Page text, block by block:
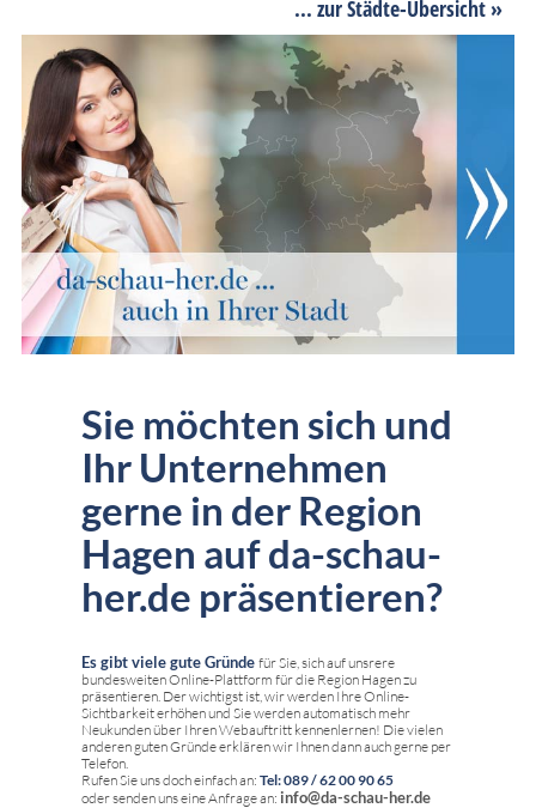
... zur Städte-Übersicht »
Sie möchten sich und
Ihr Unternehmen
gerne in der Region
Hagen auf da-schau-
her.de präsentieren?
Es gibt viele gute Gründe für Sie, sich auf unsrere
bundesweiten Online-Plattform für die Region Hagen zu
präsentieren. Der wichtigst ist, wir werden Ihre Online-
Sichtbarkeit erhöhen und Sie werden automatisch mehr
Neukunden über Ihren Webauftritt kennenlernen! Die vielen
anderen guten Gründe erklären wir Ihnen dann auch gerne per
Telefon.
Rufen Sie uns doch einfach an: Tel: 089 / 62 00 90 65
oder senden uns eine Anfrage an: info@da-schau-her.de